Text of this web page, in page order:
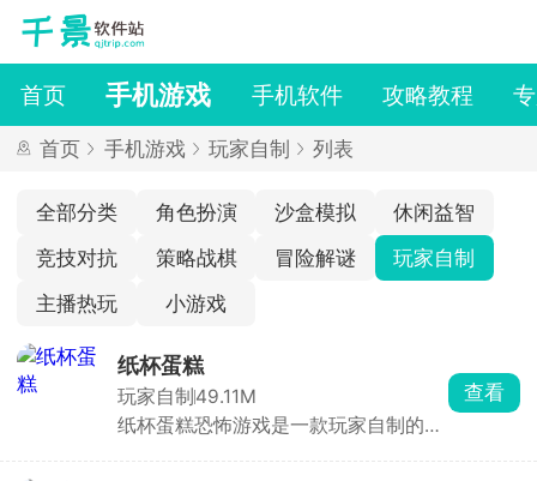
首页 手机游戏 手机软件 攻略教程
首页 手机游戏 玩家自制 列表
全部分类 角色扮演 沙盒模拟
休闲益智
竞技对抗
策略战棋 冒险解谜
玩家自制
主播热玩
小游戏
纸杯蛋糕
玩家自制 49.11M
纸杯蛋糕恐怖游戏是一款玩家自制的小
查看